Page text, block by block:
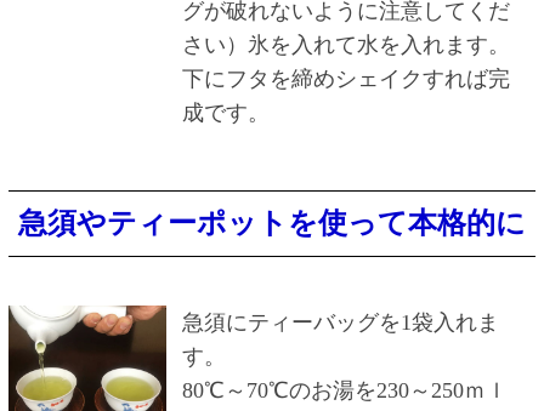
グが破れないように注意してくだ
さい）氷を入れて水を入れます。
下にフタを締めシェイクすれば完
成です。
急須やティーポットを使って本格的に
急須にティーバッグを1袋入れま
す。
80℃～70℃のお湯を230～250ｍｌ